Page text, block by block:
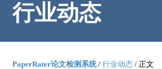
行业动态
PaperRater论文检测系统/ 行业动态 / 正文